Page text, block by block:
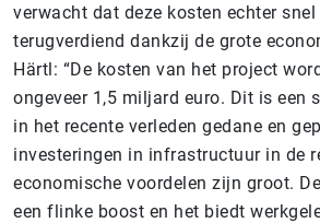
verwacht dat deze kosten echter
terugverdiend dankzij de grote
Härtl: “De kosten van het project
ongeveer 1,5 miljard euro. Dit is een
in het recente verleden gedane en
investeringen in infrastructuur in de
economische voordelen zijn groot.
een flinke boost en het biedt